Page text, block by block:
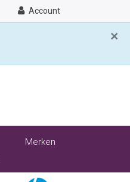
Account
×
Merken